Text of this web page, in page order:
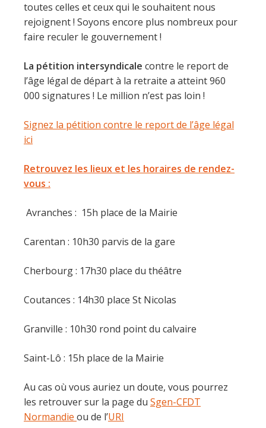
toutes celles et ceux qui le souhaitent nous
rejoignent ! Soyons encore plus nombreux pour
faire reculer le gouvernement !
La pétition intersyndicale contre le report de
l’âge légal de départ à la retraite a atteint 960
000 signatures ! Le million n’est pas loin !
Signez la pétition contre le report de l’âge légal
ici
Retrouvez les lieux et les horaires de rendez-
vous :
Avranches : 15h place de la Mairie
Carentan : 10h30 parvis de la gare
Cherbourg : 17h30 place du théâtre
Coutances : 14h30 place St Nicolas
Granville : 10h30 rond point du calvaire
Saint-Lô : 15h place de la Mairie
Au cas où vous auriez un doute, vous pourrez
les retrouver sur la page du Sgen-CFDT
Normandie ou de l’URI